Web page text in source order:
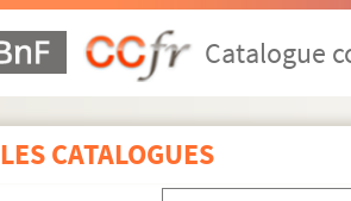
Catalogue
LES CATALOGUES